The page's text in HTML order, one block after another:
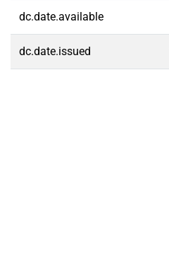
dc.date.available
dc.date.issued